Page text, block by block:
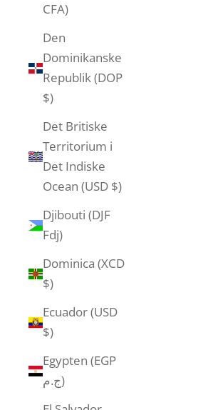
CFA)
Den
Dominikanske
Republik (DOP
$)
Det Britiske
Territorium i
Det Indiske
Ocean (USD $)
Djibouti (DJF
Fdj)
Dominica (XCD
$)
Ecuador (USD
$)
Egypten (EGP
ج.م)